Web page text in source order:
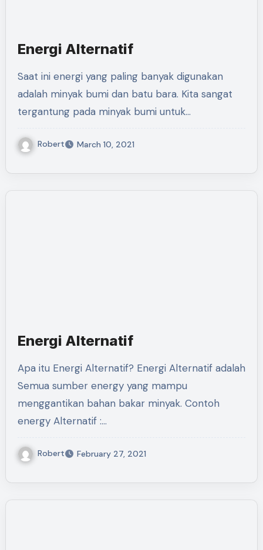
Energi Alternatif
Saat ini energi yang paling banyak digunakan
adalah minyak bumi dan batu bara. Kita sangat
tergantung pada minyak bumi untuk…
Robert March 10, 2021
Energi Alternatif
Apa itu Energi Alternatif? Energi Alternatif adalah
Semua sumber energy yang mampu
menggantikan bahan bakar minyak. Contoh
energy Alternatif :…
Robert February 27, 2021